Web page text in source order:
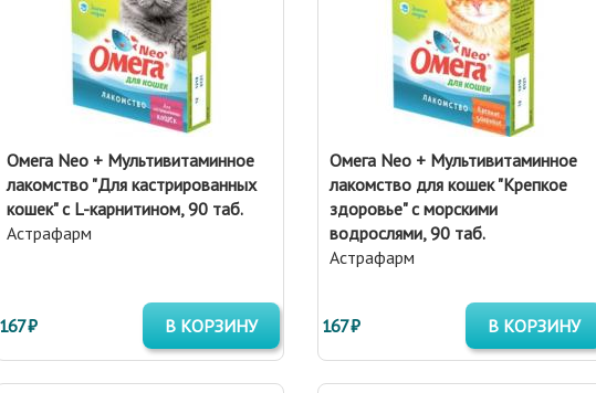
Омега Neo + Мультивитаминное
лакомство "Для кастрированных
кошек" с L-карнитином, 90 таб.
Астрафарм
167 ₽ В КОРЗИНУ
Омега Neo + Мультивитаминное
лакомство для кошек "Крепкое
здоровье" с морскими
водрослями, 90 таб.
Астрафарм
167 ₽ В КОРЗИНУ